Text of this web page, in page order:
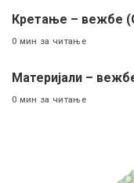
Кретање – вежбе
0 мин за читање
Материјали –
0 мин за читање